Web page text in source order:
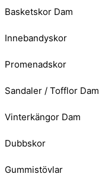
Basketskor Dam
Innebandyskor
Promenadskor
Sandaler / Tofflor Dam
Vinterkängor Dam
Dubbskor
Gummistövlar